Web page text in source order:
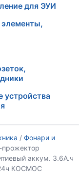
для ЭУИ
устройства
/ Фонари и
аккум. 3.6А.ч
КОСМОС